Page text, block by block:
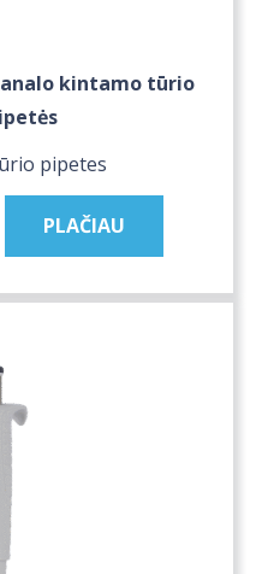
kintamo tūrio
pipetes
PLAČIAU